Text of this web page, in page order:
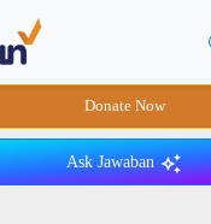
Donate Now
Ask Jawaban